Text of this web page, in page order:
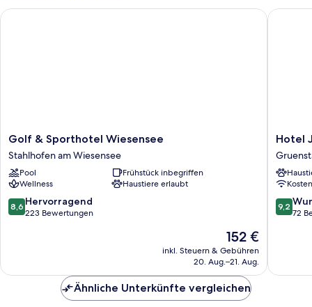
Golf
&
Sporthotel
Wiesensee
Stahlhofen
am
Wiesensee
Golf & Sporthotel Wiesensee
Stahlhofen am Wiesensee
Pool
Frühstück inbegriffen
Wellness
Haustiere erlaubt
8.6
von
8,6 Hervorragend
223 Bewertungen
Der
Preis
beträgt
152 €
inkl. Steuern & Gebühren
20. Aug.–21. Aug.
Golf & Sporthotel Wiesensee
Hotel
Hotel
9.2
von
9,2
72
Hotel
Ähnliche Unterkünfte vergleichen